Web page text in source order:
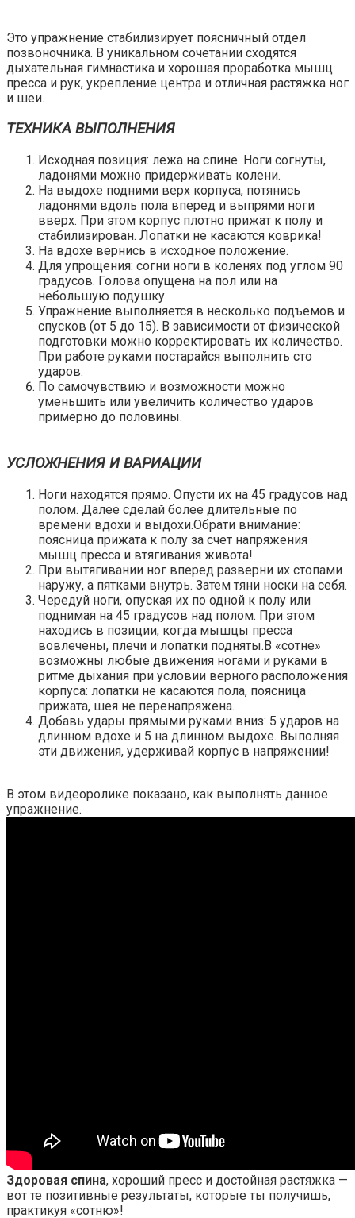
Это упражнение стабилизирует поясничный отдел
позвоночника. В уникальном сочетании сходятся
дыхательная гимнастика и хорошая проработка мышц
пресса и рук, укрепление центра и отличная растяжка ног
и шеи.
ТЕХНИКА ВЫПОЛНЕНИЯ
Исходная позиция: лежа на спине. Ноги согнуты,
ладонями можно придерживать колени.
На выдохе подними верх корпуса, потянись
ладонями вдоль пола вперед и выпрями ноги
вверх. При этом корпус плотно прижат к полу и
стабилизирован. Лопатки не касаются коврика!
На вдохе вернись в исходное положение.
Для упрощения: согни ноги в коленях под углом 90
градусов. Голова опущена на пол или на
небольшую подушку.
Упражнение выполняется в несколько подъемов и
спусков (от 5 до 15). В зависимости от физической
подготовки можно корректировать их количество.
При работе руками постарайся выполнить сто
ударов.
По самочувствию и возможности можно
уменьшить или увеличить количество ударов
примерно до половины.
УСЛОЖНЕНИЯ И ВАРИАЦИИ
Ноги находятся прямо. Опусти их на 45 градусов над
полом. Далее сделай более длительные по
времени вдохи и выдохи.Обрати внимание:
поясница прижата к полу за счет напряжения
мышц пресса и втягивания живота!
При вытягивании ног вперед разверни их стопами
наружу, а пятками внутрь. Затем тяни носки на себя.
Чередуй ноги, опуская их по одной к полу или
поднимая на 45 градусов над полом. При этом
находись в позиции, когда мышцы пресса
вовлечены, плечи и лопатки подняты.В «сотне»
возможны любые движения ногами и руками в
ритме дыхания при условии верного расположения
корпуса: лопатки не касаются пола, поясница
прижата, шея не перенапряжена.
Добавь удары прямыми руками вниз: 5 ударов на
длинном вдохе и 5 на длинном выдохе. Выполняя
эти движения, удерживай корпус в напряжении!
В этом видеоролике показано, как выполнять данное
упражнение.
Здоровая спина, хороший пресс и достойная растяжка —
вот те позитивные результаты, которые ты получишь,
практикуя «сотню»!